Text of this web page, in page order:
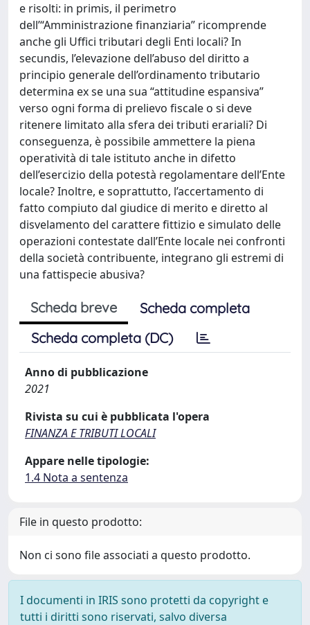
e risolti: in primis, il perimetro
dell’“Amministrazione finanziaria” ricomprende
anche gli Uffici tributari degli Enti locali? In
secundis, l’elevazione dell’abuso del diritto a
principio generale dell’ordinamento tributario
determina ex se una sua “attitudine espansiva”
verso ogni forma di prelievo fiscale o si deve
ritenere limitato alla sfera dei tributi erariali? Di
conseguenza, è possibile ammettere la piena
operatività di tale istituto anche in difetto
dell’esercizio della potestà regolamentare dell’Ente
locale? Inoltre, e soprattutto, l’accertamento di
fatto compiuto dal giudice di merito e diretto al
disvelamento del carattere fittizio e simulato delle
operazioni contestate dall’Ente locale nei confronti
della società contribuente, integrano gli estremi di
una fattispecie abusiva?
Scheda breve
Scheda completa
Scheda completa (DC)
Anno di pubblicazione
2021
Rivista su cui è pubblicata l'opera
FINANZA E TRIBUTI LOCALI
Appare nelle tipologie:
1.4 Nota a sentenza
File in questo prodotto:
Non ci sono file associati a questo prodotto.
I documenti in IRIS sono protetti da copyright e
tutti i diritti sono riservati, salvo diversa